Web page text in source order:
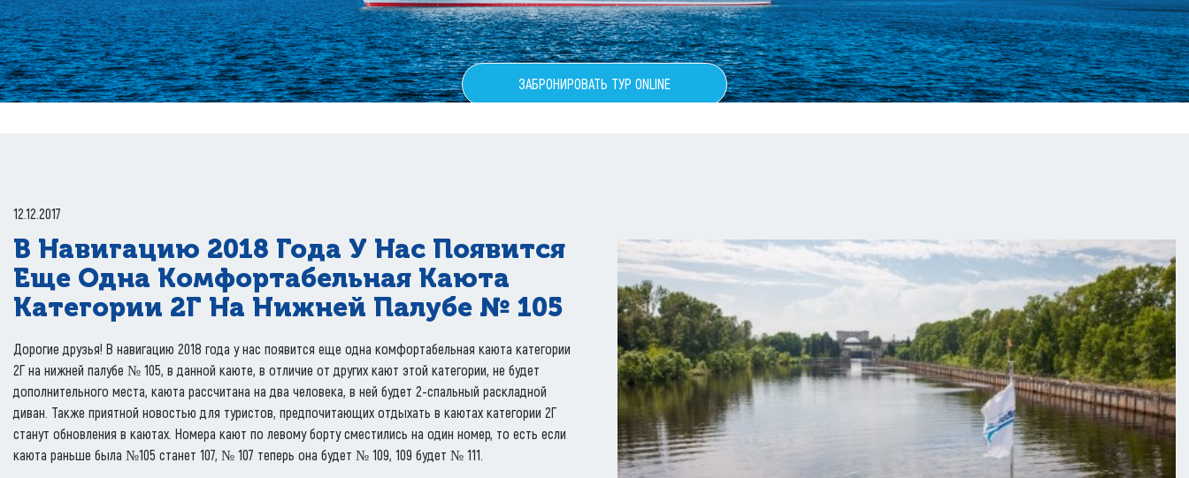
ЗАБРОНИРОВАТЬ ТУР ONLINE
12.12.2017
В Навигацию 2018 Года У Нас Появится
Еще Одна Комфортабельная Каюта
Категории 2Г На Нижней Палубе № 105
Дорогие друзья! В навигацию 2018 года у нас появится еще одна комфортабельная каюта категории
2Г на нижней палубе № 105, в данной каюте, в отличие от других кают этой категории, не будет
дополнительного места, каюта рассчитана на два человека, в ней будет 2-спальный раскладной
диван. Также приятной новостью для туристов, предпочитающих отдыхать в каютах категории 2Г
станут обновления в каютах. Номера кают по левому борту сместились на один номер, то есть если
каюта раньше была №105 станет 107, № 107 теперь она будет № 109, 109 будет № 111.